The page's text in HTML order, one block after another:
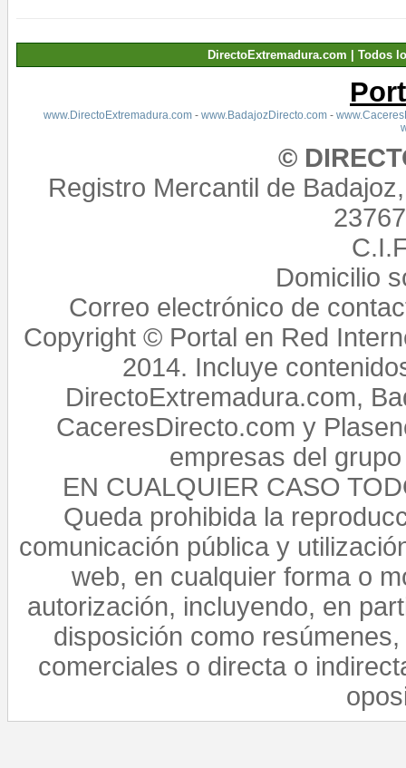
DirectoExtremadura.com | Todos
www.DirectoExtremadura.com- www.BadajozDirecto.com-
©
Registro Mercantil de
Domicilio
Correo electrónico de
Copyright © Portal en Red
2014. Incluye
DirectoExtremadura.com,
CaceresDirecto.com y
empresas del
EN CUALQUIER CASO
Queda prohibida la
comunicación pública y
web, en cualquier forma o
autorización, incluyendo, en
disposición como
comerciales o directa o